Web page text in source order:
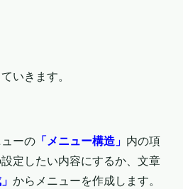
いきます。
ーの 「メニュー構造」 内の項
定したい内容にするか、文章
からメニューを作成します。